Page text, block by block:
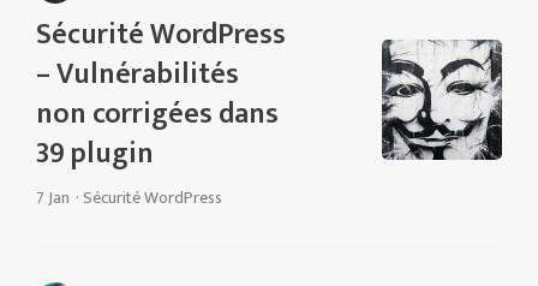
Sécurité WordPress
– Vulnérabilités
non corrigées dans
39 plugin
7 Jan · Sécurité WordPress